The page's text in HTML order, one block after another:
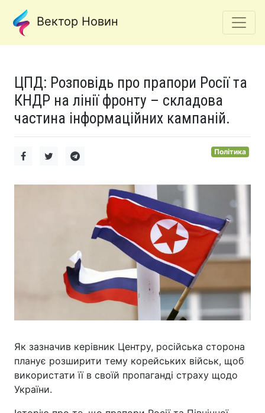
Вектор Новин
ЦПД: Розповідь про прапори Росії та
КНДР на лінії фронту – складова
частина інформаційних кампаній.
Політика
Як зазначив керівник Центру, російська сторона
планує розширити тему корейських військ, щоб
використати її в своїй пропаганді страху щодо
України.